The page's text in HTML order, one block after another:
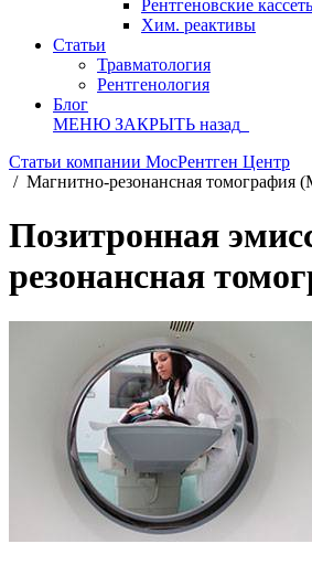
Рентгеновские
Хим. реактивы
Статьи
Травматология
Рентгенология
Блог
МЕНЮ ЗАКРЫТЬ назад
Статьи компании МосРентген Центр
/ Магнитно-резонансная томография
Позитронная
резонансная